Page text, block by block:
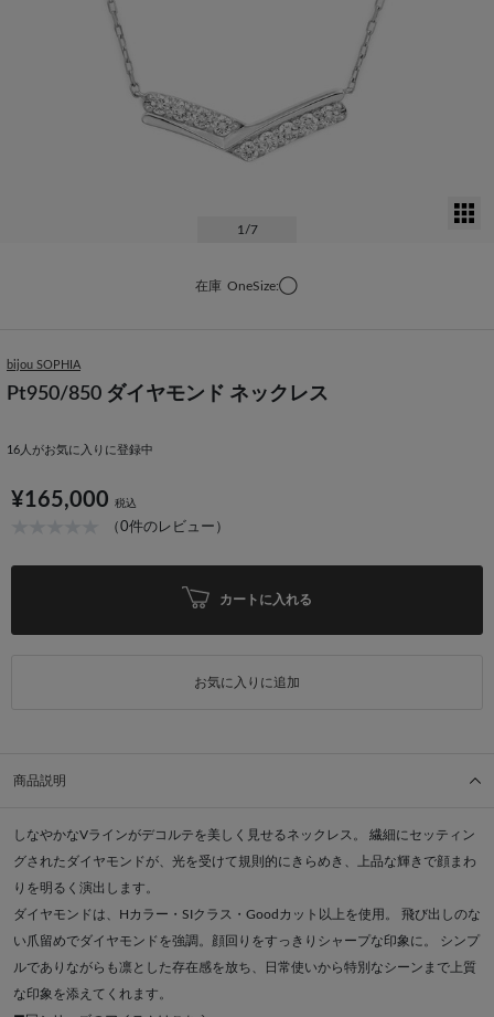
1 /7
在庫 OneSize:◯
bijou SOPHIA
Pt950/850 ダイヤモンド ネックレス
16 人がお気に入りに登録中
¥165,000 税込
（0件のレビュー）
カートに入れる
お気に入りに追加
商品説明
しなやかなVラインがデコルテを美しく見せるネックレス。 繊細にセッティン
グされたダイヤモンドが、光を受けて規則的にきらめき、上品な輝きで顔まわ
りを明るく演出します。
ダイヤモンドは、Hカラー・SIクラス・Goodカット以上を使用。 飛び出しのな
い爪留めでダイヤモンドを強調。顔回りをすっきりシャープな印象に。 シンプ
ルでありながらも凛とした存在感を放ち、日常使いから特別なシーンまで上質
な印象を添えてくれます。